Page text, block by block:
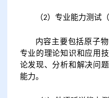
（2）专业能力测试（
内容主要包括原子
专业的理论知识和应用
论发现、分析和解决问
能力。